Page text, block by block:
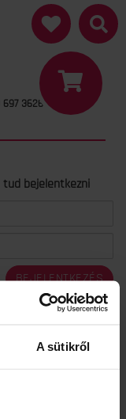
A sütikről
3626
bejelentkezni
BEJELENTKEZÉS